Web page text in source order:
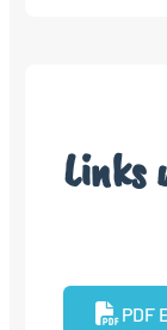
Links
PDF